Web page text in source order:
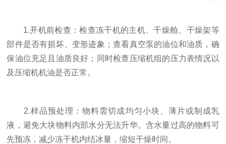
1.开机前检查：检查冻干机的主机、干燥舱、干燥架等
部件是否有损坏、变形迹象；查看真空泵的油位和油质，确
保油位充足且油质良好；同时检查压缩机组的压力表情况以
及压缩机机油是否正常。
2.样品预处理：物料需切成均匀小块、薄片或制成乳
液，避免大块物料内部水分无法升华。含水量过高的物料可
先预冻，减少冻干机内结冰量，缩短干燥时间。